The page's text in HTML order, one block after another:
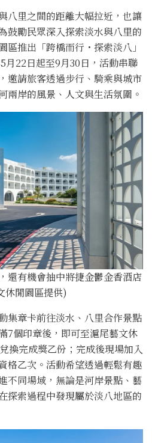
八里之間的距離大幅拉近，也讓
鼓勵民眾深入探索淡水與八里的
區推出「跨橋而行・探索淡八」
月22日起至9月30日，活動串聯
邀請旅客透過步行、騎乘與城市
兩岸的風景、人文與生活氛圍。
還有機會抽中將捷金鬱金香酒店
休閒園區提供)
集章卡前往淡水、八里合作景點
7個印章後，即可至滬尾藝文休
換完成獎乙份；完成後現場加入
格乙次。活動希望透過輕鬆有趣
不同場域，無論是河岸景點、藝
探索過程中發現屬於淡八地區的